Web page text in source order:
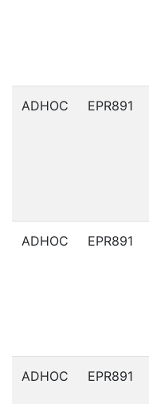
ADHOC EPR891
ADHOC EPR891
ADHOC EPR891